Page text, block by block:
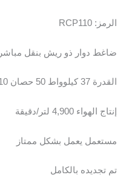
الرمز: RCP110
ضاغط دوار ذو ريش بنقل مباشر
القدرة 37 كيلوواط 50 حصان 10 بار
إنتاج الهواء 4,900 لتر/دقيقة
مستعمل يعمل بشكل ممتاز
تم تجديده بالكامل